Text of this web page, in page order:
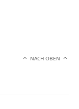
NACH OBEN